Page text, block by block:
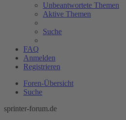
Unbeantwortete Themen
Aktive Themen
Suche
FAQ
Anmelden
Registrieren
Foren-Übersicht
Suche
sprinter-forum.de